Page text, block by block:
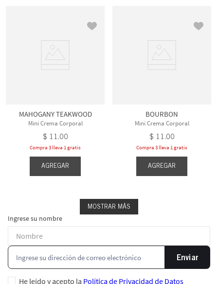
MAHOGANY TEAKWOOD
Mini Crema Corporal
$ 11 .00
Compra 3 lleva 1 gratis
AGREGAR
BOURBON
Mini Crema Corporal
$ 11 .00
Compra 3 lleva 1 gratis
AGREGAR
MOSTRAR MÁS
Ingrese su nombre
Enviar
He leído y acepto la Política de Privacidad de Datos